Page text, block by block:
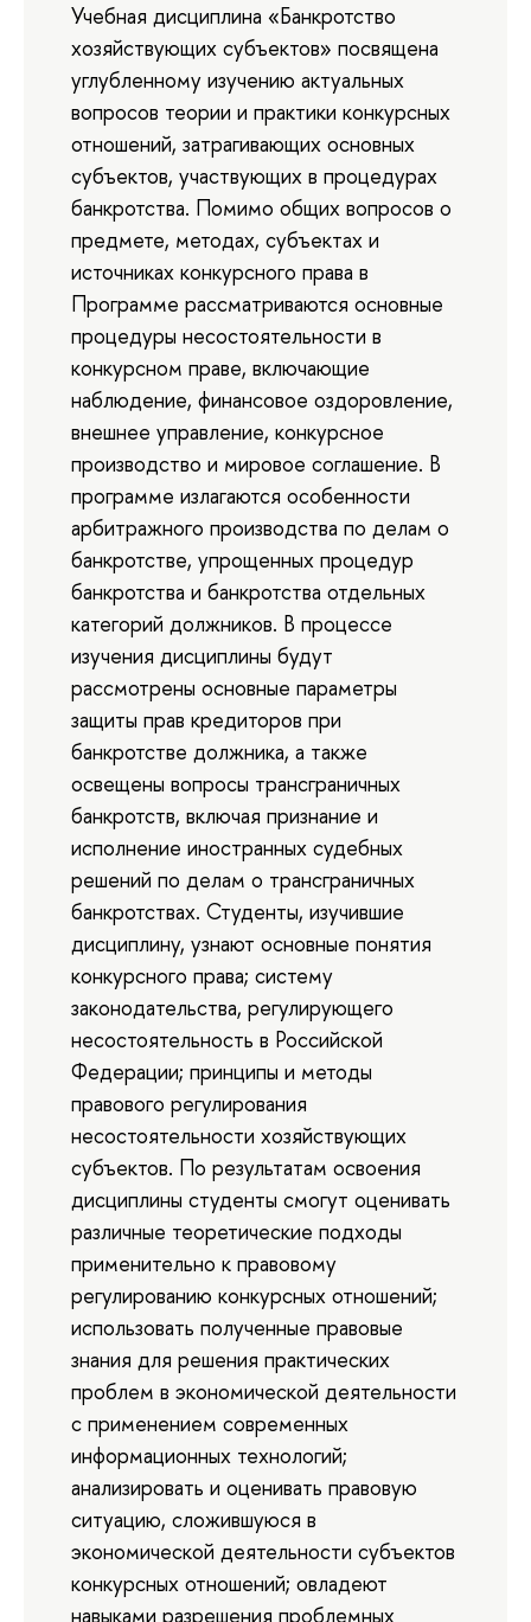
Учебная дисциплина «Банкротство
хозяйствующих субъектов» посвящена
углубленному изучению актуальных
вопросов теории и практики конкурсных
отношений, затрагивающих основных
субъектов, участвующих в процедурах
банкротства. Помимо общих вопросов о
предмете, методах, субъектах и
источниках конкурсного права в
Программе рассматриваются основные
процедуры несостоятельности в
конкурсном праве, включающие
наблюдение, финансовое оздоровление,
внешнее управление, конкурсное
производство и мировое соглашение. В
программе излагаются особенности
арбитражного производства по делам о
банкротстве, упрощенных процедур
банкротства и банкротства отдельных
категорий должников. В процессе
изучения дисциплины будут
рассмотрены основные параметры
защиты прав кредиторов при
банкротстве должника, а также
освещены вопросы трансграничных
банкротств, включая признание и
исполнение иностранных судебных
решений по делам о трансграничных
банкротствах. Студенты, изучившие
дисциплину, узнают основные понятия
конкурсного права; систему
законодательства, регулирующего
несостоятельность в Российской
Федерации; принципы и методы
правового регулирования
несостоятельности хозяйствующих
субъектов. По результатам освоения
дисциплины студенты смогут оценивать
различные теоретические подходы
применительно к правовому
регулированию конкурсных отношений;
использовать полученные правовые
знания для решения практических
проблем в экономической деятельности
с применением современных
информационных технологий;
анализировать и оценивать правовую
ситуацию, сложившуюся в
экономической деятельности субъектов
конкурсных отношений; овладеют
навыками разрешения проблемных